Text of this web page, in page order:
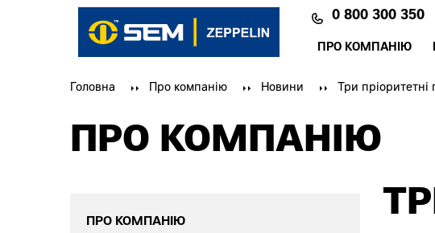
0 800 300 350
ПРО КОМПАНІЮ
Головна Про компанію Новини Три
ПРО КОМПАНІЮ
ПРО КОМПАНІЮ